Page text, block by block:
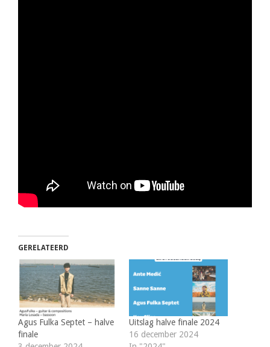
GERELATEERD
Agus Fulka Septet – halve
finale
Uitslag halve finale 2024
16 december 2024